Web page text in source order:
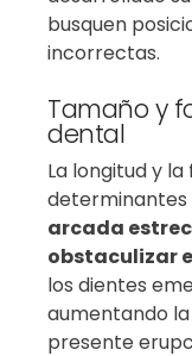
busquen
incorrectas.
Tamaño y
dental
La longitud y
determinantes
arcada
obstaculizar
los dientes
aumentando
presente